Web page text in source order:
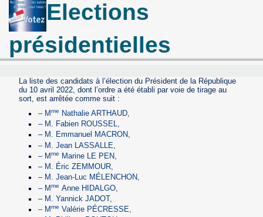
Elections
présidentielles
La liste des candidats à l’élection du Président de la République
du 10 avril 2022, dont l’ordre a été établi par voie de tirage au
sort, est arrêtée comme suit :
– Mme
Nathalie ARTHAUD,
– M. Fabien ROUSSEL,
– M. Emmanuel MACRON,
– M. Jean LASSALLE,
– Mme
Marine LE PEN,
– M. Éric ZEMMOUR,
– M. Jean-Luc MÉLENCHON,
– Mme Anne HIDALGO,
– M. Yannick JADOT,
– Mme Valérie PÉCRESSE,